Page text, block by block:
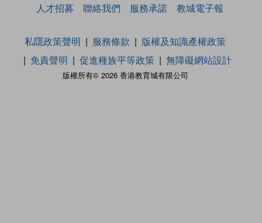
人才招募
聯絡我們 服務承諾 教城電子報
版權所有© 2026 香港教育城有限公司
私隱政策聲明 服務條款
版權及知識產權政策
免責聲明
促進種族平等政策 無障礙網站設計